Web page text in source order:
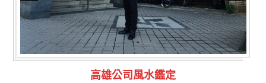
林氏福主量子生基造命